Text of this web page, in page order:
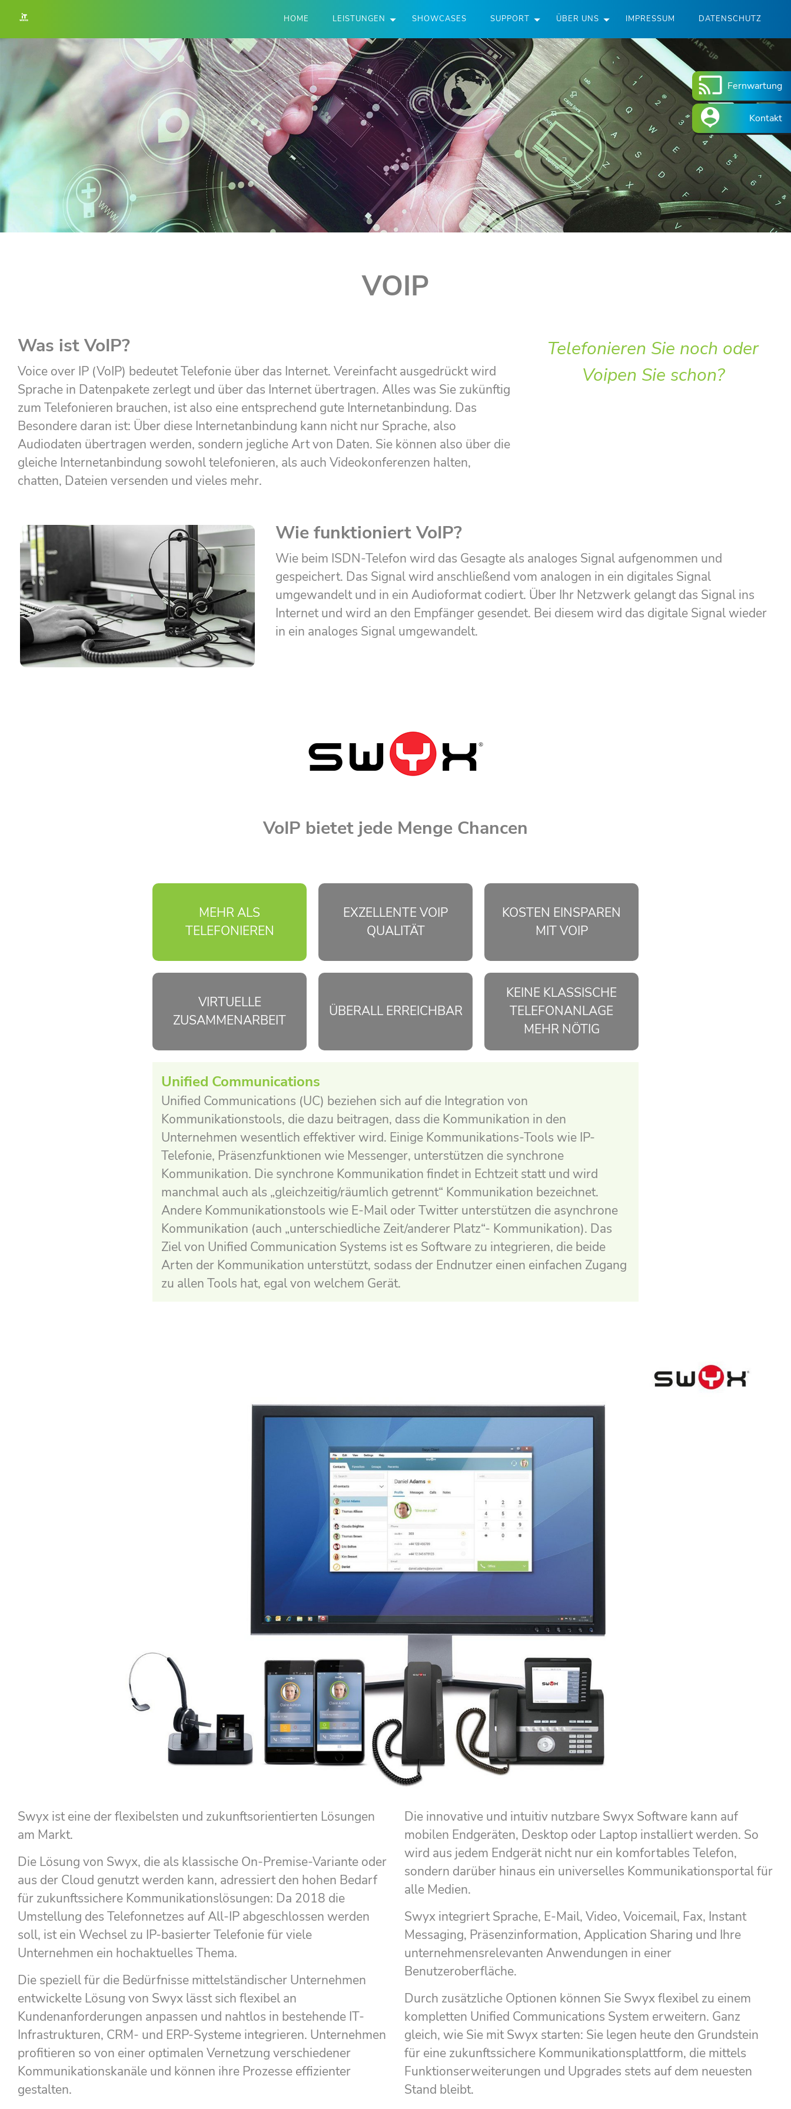
HOME LEISTUNGEN SHOWCASES SUPPORT ÜBER UNS IMPRESSUM DATENSCHUTZ
Fernwartung
Kontakt
VOIP
Was ist VoIP?
Voice over IP (VoIP) bedeutet Telefonie über das Internet. Vereinfacht ausgedrückt wird
Sprache in Datenpakete zerlegt und über das Internet übertragen. Alles was Sie zukünftig
zum Telefonieren brauchen, ist also eine entsprechend gute Internetanbindung. Das
Besondere daran ist: Über diese Internetanbindung kann nicht nur Sprache, also
Audiodaten übertragen werden, sondern jegliche Art von Daten. Sie können also über die
gleiche Internetanbindung sowohl telefonieren, als auch Videokonferenzen halten,
chatten, Dateien versenden und vieles mehr.
Telefonieren Sie noch oder
Voipen Sie schon?
Wie funktioniert VoIP?
Wie beim ISDN-Telefon wird das Gesagte als analoges Signal aufgenommen und
gespeichert. Das Signal wird anschließend vom analogen in ein digitales Signal
umgewandelt und in ein Audioformat codiert. Über Ihr Netzwerk gelangt das Signal ins
Internet und wird an den Empfänger gesendet. Bei diesem wird das digitale Signal wieder
in ein analoges Signal umgewandelt.
VoIP bietet jede Menge Chancen
MEHR ALS
TELEFONIEREN
EXZELLENTE VOIP
QUALITÄT
KOSTEN EINSPAREN
MIT VOIP
VIRTUELLE
ZUSAMMENARBEIT
ÜBERALL ERREICHBAR
KEINE KLASSISCHE
TELEFONANLAGE
MEHR NÖTIG
Unified Communications
Unified Communications (UC) beziehen sich auf die Integration von
Kommunikationstools, die dazu beitragen, dass die Kommunikation in den
Unternehmen wesentlich effektiver wird. Einige Kommunikations-Tools wie IP-
Telefonie, Präsenzfunktionen wie Messenger, unterstützen die synchrone
Kommunikation. Die synchrone Kommunikation findet in Echtzeit statt und wird
manchmal auch als „gleichzeitig/räumlich getrennt“ Kommunikation bezeichnet.
Andere Kommunikationstools wie E-Mail oder Twitter unterstützen die asynchrone
Kommunikation (auch „unterschiedliche Zeit/anderer Platz“- Kommunikation). Das
Ziel von Unified Communication Systems ist es Software zu integrieren, die beide
Arten der Kommunikation unterstützt, sodass der Endnutzer einen einfachen Zugang
zu allen Tools hat, egal von welchem Gerät.
Swyx ist eine der flexibelsten und zukunftsorientierten Lösungen
am Markt.
Die Lösung von Swyx, die als klassische On-Premise-Variante oder
aus der Cloud genutzt werden kann, adressiert den hohen Bedarf
für zukunftssichere Kommunikationslösungen: Da 2018 die
Umstellung des Telefonnetzes auf All-IP abgeschlossen werden
soll, ist ein Wechsel zu IP-basierter Telefonie für viele
Unternehmen ein hochaktuelles Thema.
Die speziell für die Bedürfnisse mittelständischer Unternehmen
entwickelte Lösung von Swyx lässt sich flexibel an
Kundenanforderungen anpassen und nahtlos in bestehende IT-
Infrastrukturen, CRM- und ERP-Systeme integrieren. Unternehmen
profitieren so von einer optimalen Vernetzung verschiedener
Kommunikationskanäle und können ihre Prozesse effizienter
gestalten.
Die innovative und intuitiv nutzbare Swyx Software kann auf
mobilen Endgeräten, Desktop oder Laptop installiert werden. So
wird aus jedem Endgerät nicht nur ein komfortables Telefon,
sondern darüber hinaus ein universelles Kommunikationsportal für
alle Medien.
Swyx integriert Sprache, E-Mail, Video, Voicemail, Fax, Instant
Messaging, Präsenzinformation, Application Sharing und Ihre
unternehmensrelevanten Anwendungen in einer
Benutzeroberfläche.
Durch zusätzliche Optionen können Sie Swyx flexibel zu einem
kompletten Unified Communications System erweitern. Ganz
gleich, wie Sie mit Swyx starten: Sie legen heute den Grundstein
für eine zukunftssichere Kommunikationsplattform, die mittels
Funktionserweiterungen und Upgrades stets auf dem neuesten
Stand bleibt.